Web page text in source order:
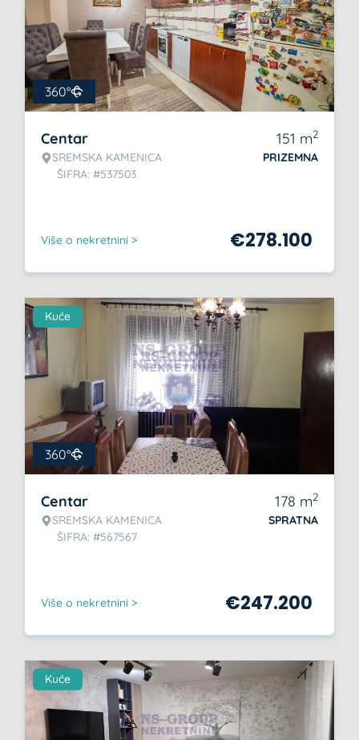
360°
Centar
SREMSKA KAMENICA
ŠIFRA: #537503
151 m2
PRIZEMNA
Više o nekretnini > €278.100
Kuće
360°
Centar
SREMSKA KAMENICA
ŠIFRA: #567567
178 m2
SPRATNA
Više o nekretnini > €247.200
Kuće